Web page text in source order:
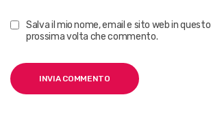
Salva il mio nome, email e sito web in
prossima volta che commento.